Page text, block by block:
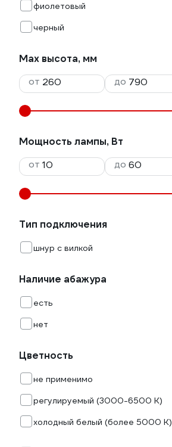
фиолетовый
черный
Max высота, мм
от
до
Мощность лампы, Вт
от
до
Тип подключения
шнур с вилкой
Наличие абажура
есть
нет
Цветность
не применимо
регулируемый (3000-6500 К)
холодный белый (более 5000 К)